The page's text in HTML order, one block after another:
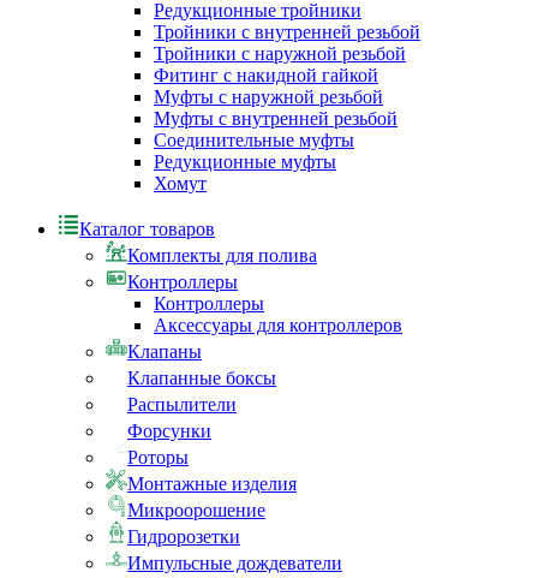
Редукционные тройники
Тройники с внутренней резьбой
Тройники с наружной резьбой
Фитинг с накидной гайкой
Муфты с наружной резьбой
Муфты с внутренней резьбой
Соединительные муфты
Редукционные муфты
Хомут
Каталог товаров
Комплекты для полива
Контроллеры
Контроллеры
Аксессуары для контроллеров
Клапаны
Клапанные боксы
Распылители
Форсунки
Роторы
Монтажные изделия
Микроорошение
Гидророзетки
Импульсные дождеватели